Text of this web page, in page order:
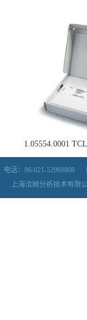
1.05554.0001
电话：86-021-52969808
上海洽姆分析技术有限